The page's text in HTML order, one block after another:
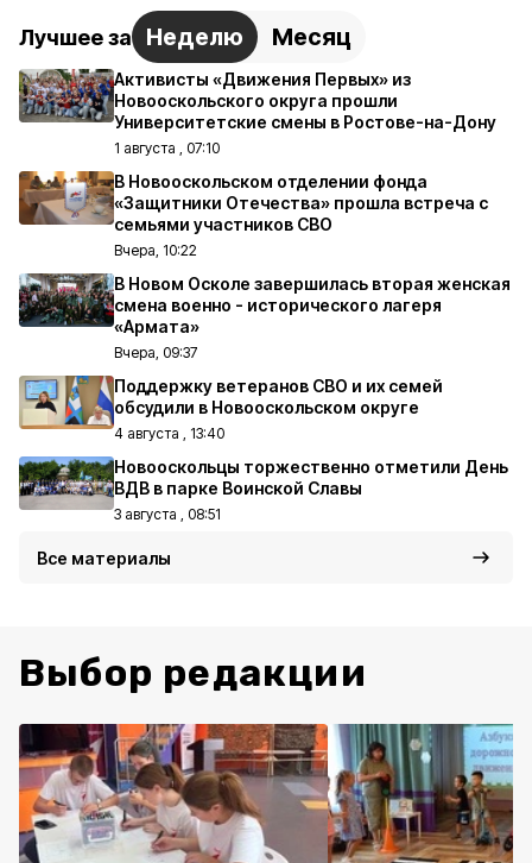
Лучшее за Неделю Месяц
Активисты «Движения Первых» из
Новооскольского округа прошли
Университетские смены в Ростове-на-Дону
1 августа , 07:10
В Новооскольском отделении фонда
«Защитники Отечества» прошла встреча с
семьями участников СВО
Вчера, 10:22
В Новом Осколе завершилась вторая женская
смена военно - исторического лагеря
«Армата»
Вчера, 09:37
Поддержку ветеранов СВО и их семей
обсудили в Новооскольском округе
4 августа , 13:40
Новооскольцы торжественно отметили День
ВДВ в парке Воинской Славы
3 августа , 08:51
Все материалы
Выбор редакции